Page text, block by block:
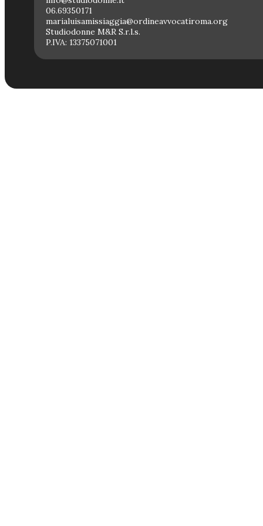
06.69350171
marialuisamissiaggia@ordineavvocatiroma.org
Studiodonne M&R S.r.l.s.
P.IVA: 13375071001